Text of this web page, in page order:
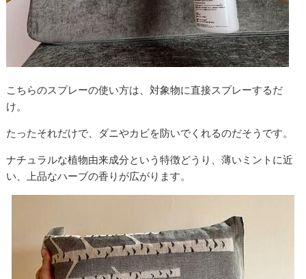
こちらのスプレーの使い方は、対象物に直接スプレーするだ
け。
たったそれだけで、ダニやカビを防いでくれるのだそうです。
ナチュラルな植物由来成分という特徴どうり、薄いミントに近
い、上品なハーブの香りが広がります。